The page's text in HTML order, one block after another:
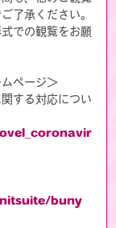
了承ください。
での観覧をお願
ページ＞
する対応につい
buny